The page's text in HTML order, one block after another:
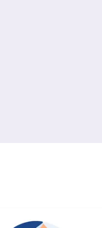
Trampolinpark, Fun-
Ninja-Parcours in